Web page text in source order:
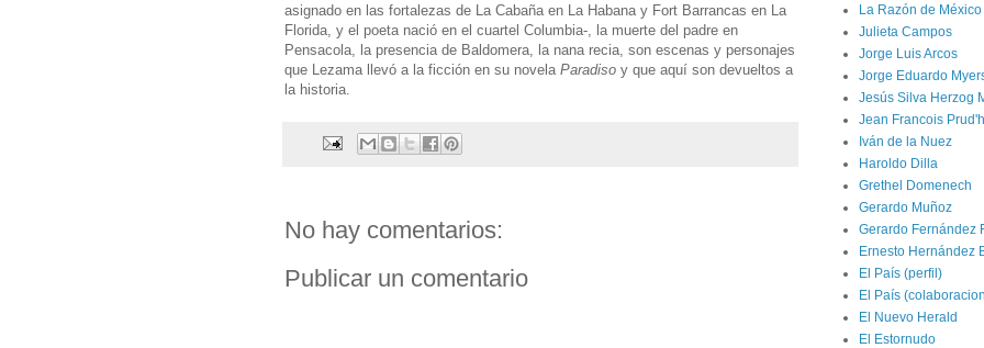
asignado en las fortalezas de La Cabaña en La Habana y Fort Barrancas en La
Florida, y el poeta nació en el cuartel Columbia-, la muerte del padre en
Pensacola, la presencia de Baldomera, la nana recia, son escenas y personajes
que Lezama llevó a la ficción en su novela Paradiso y que aquí son devueltos a
la historia.
No hay comentarios:
Publicar un comentario
La Razón de México
Julieta Campos
Jorge Luis Arcos
Jorge Eduardo
Jesús Silva Herzog
Jean Francois
Iván de la Nuez
Haroldo Dilla
Grethel Domenech
Gerardo Muñoz
Gerardo Fernández
Ernesto Hernández
El País (perfil)
El País
El Nuevo Herald
El Estornudo